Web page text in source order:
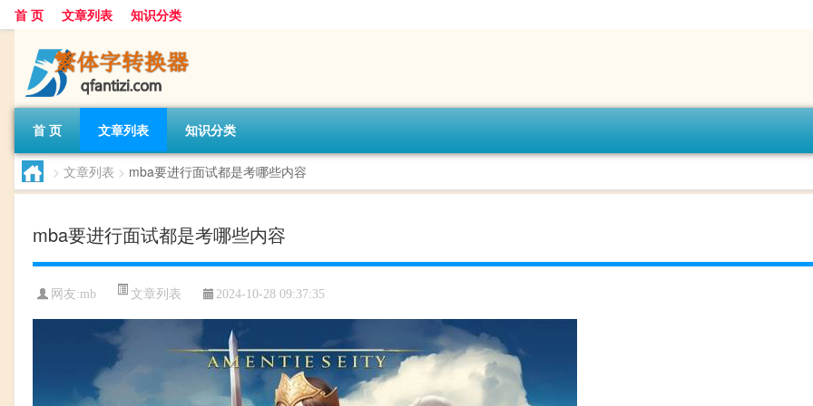
首 页 文章列表 知识分类
首 页 文章列表 知识分类
> 文章列表 > mba要进行面试都是考哪些内容
mba要进行面试都是考哪些内容
网友:mb 文章列表 2024-10-28 09:37:35